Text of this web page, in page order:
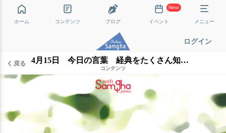
ホーム コンテンツ ブログ
New
イベント メニュー
ログイン
戻る 4月15日 今日の言葉 経典をたくさん知っていても……
コンテンツ